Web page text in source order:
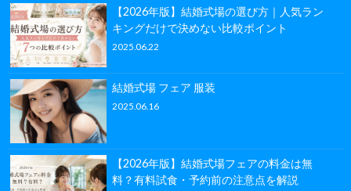
【2026年版】結婚式場の選び方｜人気ラン
キングだけで決めない比較ポイント
2025.06.22
結婚式場 フェア 服装
2025.06.16
【2026年版】結婚式場フェアの料金は無
料？有料試食・予約前の注意点を解説